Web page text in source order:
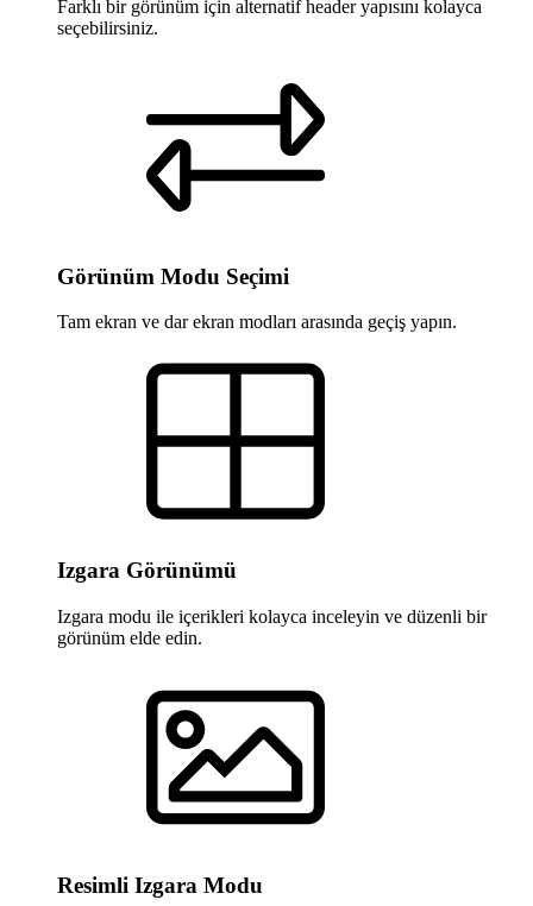
Farklı bir görünüm için alternatif header yapısını kolayca
seçebilirsiniz.
Görünüm Modu Seçimi
Tam ekran ve dar ekran modları arasında geçiş yapın.
Izgara Görünümü
Izgara modu ile içerikleri kolayca inceleyin ve düzenli bir
görünüm elde edin.
Resimli Izgara Modu